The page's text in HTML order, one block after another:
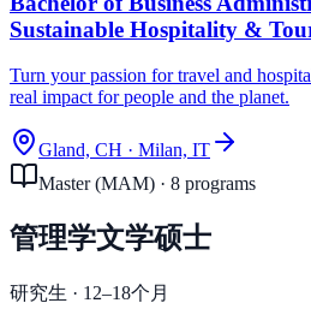
Sustainable Hospitality &
Turn your passion for travel and
real impact for people and the planet.
Gland, CH · Milan, IT
Master (MAM) · 8 programs
管理学文学硕士
研究生 · 12–18个月